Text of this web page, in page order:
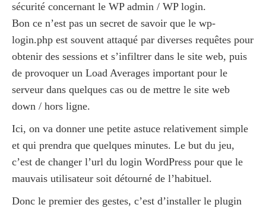
sécurité concernant le WP admin / WP login.
Bon ce n’est pas un secret de savoir que le wp-
login.php est souvent attaqué par diverses requêtes pour
obtenir des sessions et s’infiltrer dans le site web, puis
de provoquer un Load Averages important pour le
serveur dans quelques cas ou de mettre le site web
down / hors ligne.
Ici, on va donner une petite astuce relativement simple
et qui prendra que quelques minutes. Le but du jeu,
c’est de changer l’url du login WordPress pour que le
mauvais utilisateur soit détourné de l’habituel.
Donc le premier des gestes, c’est d’installer le plugin